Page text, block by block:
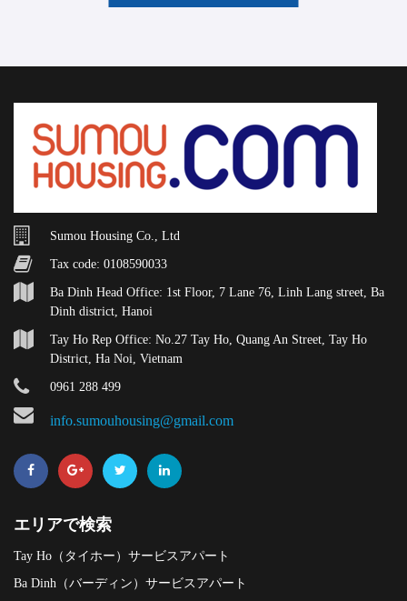
Sumou Housing Co., Ltd
Tax code: 0108590033
Ba Dinh Head Office: 1st Floor, 7 Lane 76, Linh Lang street, Ba
Dinh district, Hanoi
Tay Ho Rep Office: No.27 Tay Ho, Quang An Street, Tay Ho
District, Ha Noi, Vietnam
0961 288 499
info.sumouhousing@gmail.com
エリアで検索
Tay Ho（タイホー）サービスアパート
Ba Dinh（バーディン）サービスアパート